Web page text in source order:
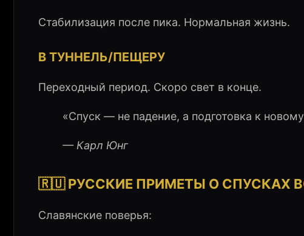
Стабилизация после пика. Нормальная жизнь.
В ТУННЕЛЬ/ПЕЩЕРУ
Переходный период. Скоро свет в конце.
«Спуск — не падение, а подготовка к
— Карл Юнг
🇷🇺 РУССКИЕ ПРИМЕТЫ О СПУСКАХ
Славянские поверья: